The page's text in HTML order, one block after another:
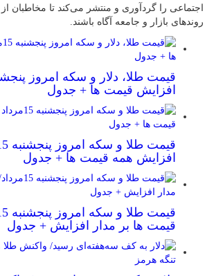
اجتماعی را گردآوری و منتشر می‌کند تا مخاطبان از
روندهای بازار و جامعه آگاه باشند.
افزایش قیمت ها + جدول
افزایش همه قیمت ها + جدول
قیمت ها بر مدار افزایش + جدول